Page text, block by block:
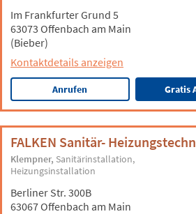
Im Frankfurter Grund 5
63073 Offenbach am Main
(Bieber)
Kontaktdetails anzeigen
Anrufen Gratis
FALKEN Sanitär-
Klempner Sanitärinstallation
Heizungsinstallation
Berliner Str. 300B
63067 Offenbach am Main